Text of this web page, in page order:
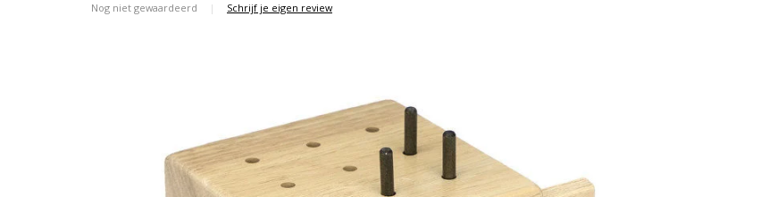
Nog niet gewaardeerd | Schrijf je eigen review